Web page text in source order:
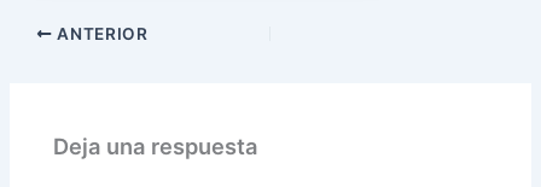
ANTERIOR
Deja una respuesta